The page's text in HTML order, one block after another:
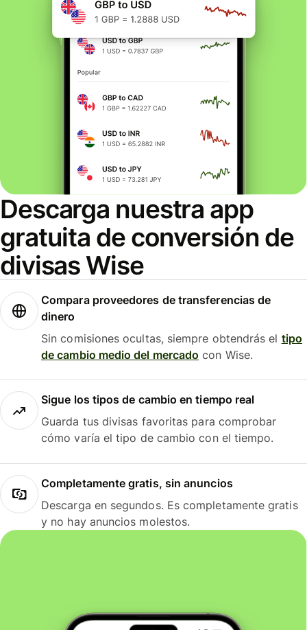
Descarga nuestra app
gratuita de conversión de
divisas Wise
Compara proveedores de transferencias de
dinero
Sin comisiones ocultas, siempre obtendrás el tipo
de cambio medio del mercado con Wise.
Sigue los tipos de cambio en tiempo real
Guarda tus divisas favoritas para comprobar
cómo varía el tipo de cambio con el tiempo.
Completamente gratis, sin anuncios
Descarga en segundos. Es completamente gratis
y no hay anuncios molestos.